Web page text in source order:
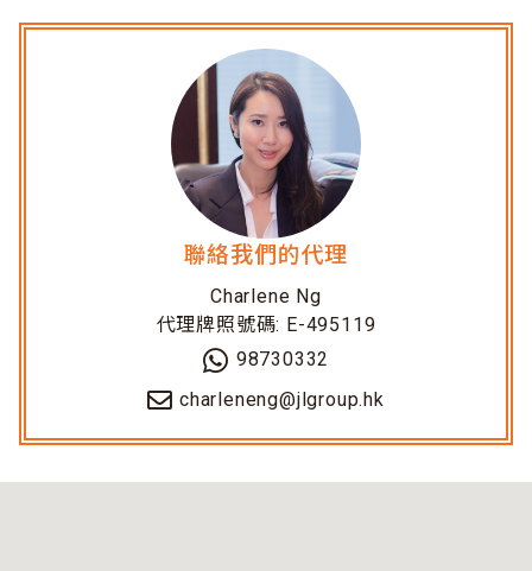
聯絡我們的代理
Charlene Ng
代理牌照號碼: E-495119
98730332
charleneng@jlgroup.hk